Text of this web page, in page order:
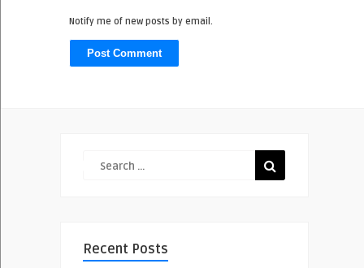
Notify me of new posts by email.
Recent Posts